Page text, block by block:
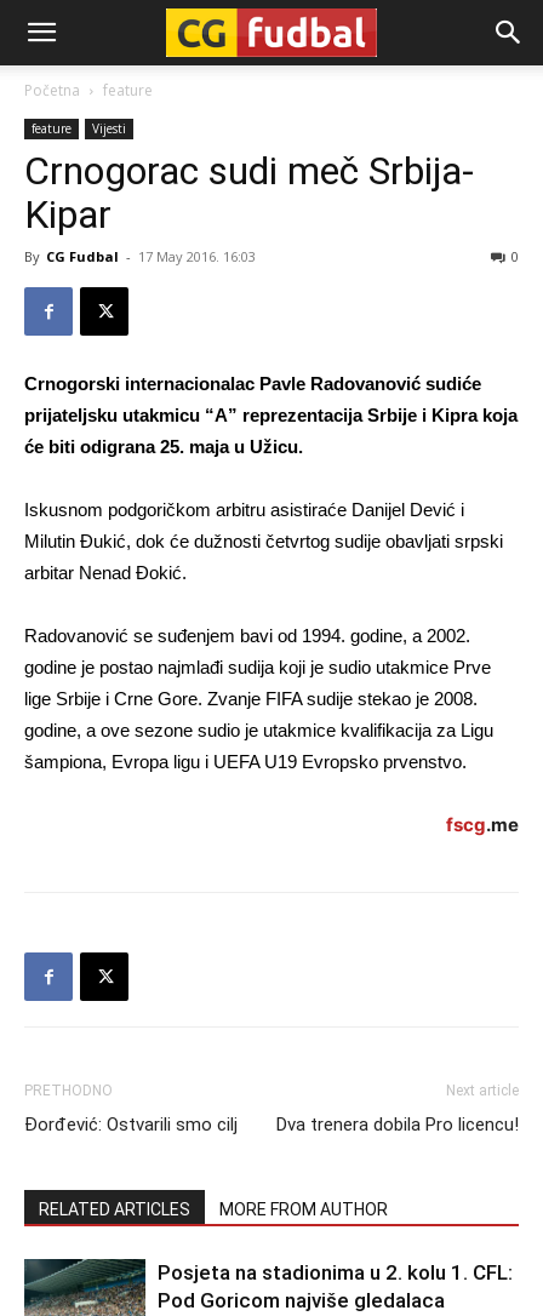
CG-
Fudbal
Početna feature
feature Vijesti
Crnogorac sudi meč Srbija-
Kipar
By CG Fudbal - 17 May 2016. 16:03 0
Crnogorski internacionalac Pavle Radovanović sudiće
prijateljsku utakmicu “A” reprezentacija Srbije i Kipra koja
će biti odigrana 25. maja u Užicu.
Iskusnom podgoričkom arbitru asistiraće Danijel Dević i
Milutin Đukić, dok će dužnosti četvrtog sudije obavljati srpski
arbitar Nenad Đokić.
Radovanović se suđenjem bavi od 1994. godine, a 2002.
godine je postao najmlađi sudija koji je sudio utakmice Prve
lige Srbije i Crne Gore. Zvanje FIFA sudije stekao je 2008.
godine, a ove sezone sudio je utakmice kvalifikacija za Ligu
šampiona, Evropa ligu i UEFA U19 Evropsko prvenstvo.
fscg.me
PRETHODNO
Đorđević: Ostvarili smo cilj
Next article
Dva trenera dobila Pro licencu!
RELATED ARTICLES MORE FROM AUTHOR
Posjeta na stadionima u 2. kolu 1. CFL:
Pod Goricom najviše gledalaca